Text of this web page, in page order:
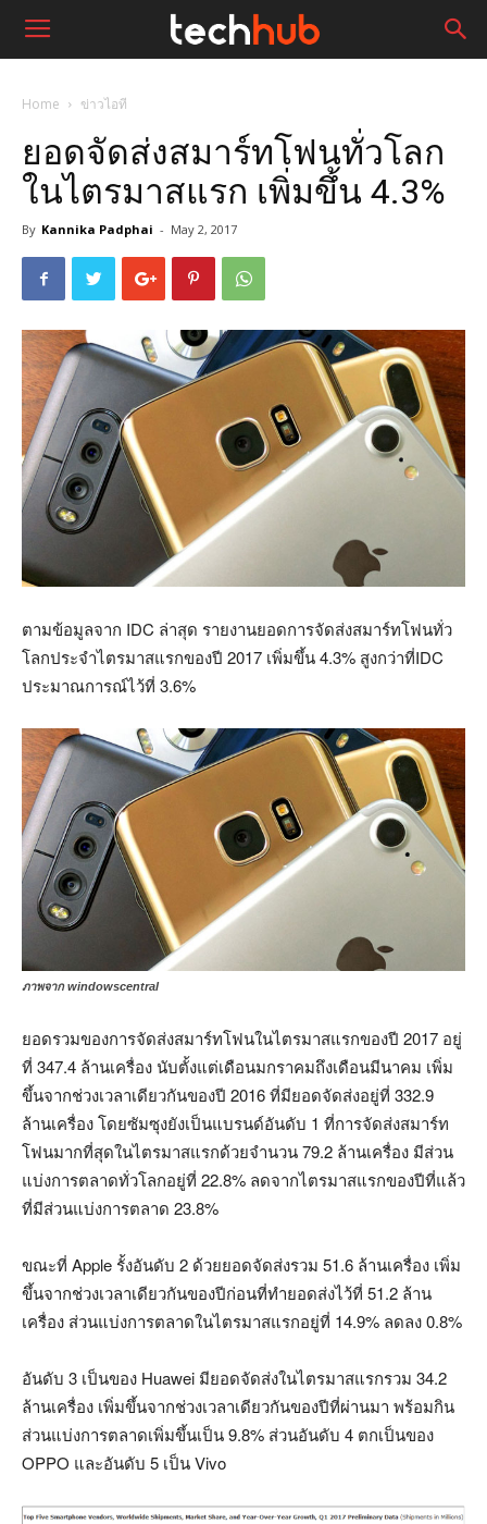
Home ข่าวไอที
ยอดจัดส่งสมาร์ทโฟนทั่วโลก
ในไตรมาสแรก เพิ่มขึ้น 4.3%
By Kannika Padphai - May 2, 2017
ตามข้อมูลจาก IDC ล่าสุด รายงานยอดการจัดส่งสมาร์ทโฟนทั่ว
โลกประจำไตรมาสแรกของปี 2017 เพิ่มขึ้น 4.3% สูงกว่าที่IDC
ประมาณการณ์ไว้ที่ 3.6%
ภาพจาก windowscentral
ยอดรวมของการจัดส่งสมาร์ทโฟนในไตรมาสแรกของปี 2017 อยู่
ที่ 347.4 ล้านเครื่อง นับตั้งแต่เดือนมกราคมถึงเดือนมีนาคม เพิ่ม
ขึ้นจากช่วงเวลาเดียวกันของปี 2016 ที่มียอดจัดส่งอยู่ที่ 332.9
ล้านเครื่อง โดยซัมซุงยังเป็นแบรนด์อันดับ 1 ที่การจัดส่งสมาร์ท
โฟนมากที่สุดในไตรมาสแรกด้วยจำนวน 79.2 ล้านเครื่อง มีส่วน
แบ่งการตลาดทั่วโลกอยู่ที่ 22.8% ลดจากไตรมาสแรกของปีที่แล้ว
ที่มีส่วนแบ่งการตลาด 23.8%
ขณะที่ Apple รั้งอันดับ 2 ด้วยยอดจัดส่งรวม 51.6 ล้านเครื่อง เพิ่ม
ขึ้นจากช่วงเวลาเดียวกันของปีก่อนที่ทำยอดส่งไว้ที่ 51.2 ล้าน
เครื่อง ส่วนแบ่งการตลาดในไตรมาสแรกอยู่ที่ 14.9% ลดลง 0.8%
อันดับ 3 เป็นของ Huawei มียอดจัดส่งในไตรมาสแรกรวม 34.2
ล้านเครื่อง เพิ่มขึ้นจากช่วงเวลาเดียวกันของปีที่ผ่านมา พร้อมกิน
ส่วนแบ่งการตลาดเพิ่มขึ้นเป็น 9.8% ส่วนอันดับ 4 ตกเป็นของ
OPPO และอันดับ 5 เป็น Vivo